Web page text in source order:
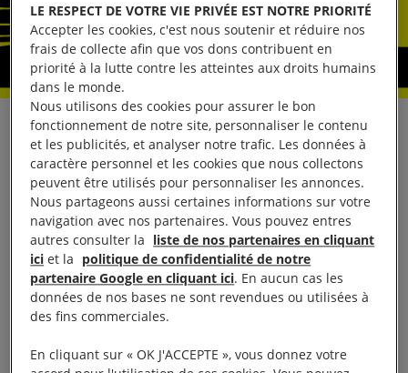
Le 31 janvier, à Istanbul, Sylvie Brigot-Vilain,
directrice d’Amnesty International France fera partie
de la délégation de directeurs d’Amnesty
International du monde entier qui assistera à
l’audience. Elle sera disponible ainsi que d’autres
porte-parole pour des interviews. Vous pourrez
suivre les actualités en lien avec le procès via Twitter
@amnestyfranceet sur
LE RESPECT DE VOTRE VIE PRIVÉE EST NOTRE PRIORITÉ
Accepter les cookies, c'est nous soutenir et réduire nos
frais de collecte afin que vos dons contribuent en
priorité à la lutte contre les atteintes aux droits humains
dans le monde.
Nous utilisons des cookies pour assurer le bon
fonctionnement de notre site, personnaliser le contenu
et les publicités, et analyser notre trafic. Les données à
caractère personnel et les cookies que nous collectons
peuvent être utilisés pour personnaliser les annonces.
Nous partageons aussi certaines informations sur votre
navigation avec nos partenaires. Vous pouvez entres
autres consulter la liste de nos partenaires en cliquant
ici et la politique de confidentialité de notre
partenaire Google en cliquant ici. En aucun cas les
données de nos bases ne sont revendues ou utilisées à
des fins commerciales.
En cliquant sur « OK J'ACCEPTE », vous donnez votre